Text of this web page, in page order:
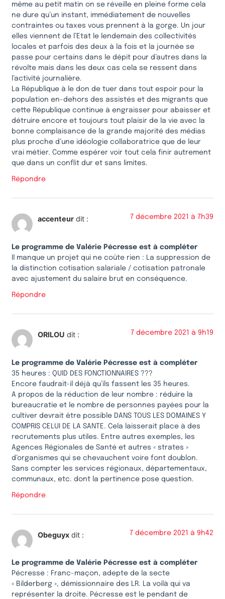
même au petit matin on se réveille en pleine forme cela
ne dure qu’un instant, immédiatement de nouvelles
contraintes ou taxes vous prennent à la gorge. Un jour
elles viennent de l’Etat le lendemain des collectivités
locales et parfois des deux à la fois et la journée se
passe pour certains dans le dépit pour d’autres dans la
révolte mais dans les deux cas cela se ressent dans
l’activité journalière.
La République à le don de tuer dans tout espoir pour la
population en-dehors des assistés et des migrants que
cette République continue à engraisser pour abaisser et
détruire encore et toujours tout plaisir de la vie avec la
bonne complaisance de la grande majorité des médias
plus proche d’une idéologie collaboratrice que de leur
vrai métier. Comme espérer voir tout cela finir autrement
que dans un conflit dur et sans limites.
Répondre
accenteur dit : 7 décembre 2021 à 7h39
Le programme de Valérie Pécresse est à compléter
Il manque un projet qui ne coûte rien : La suppression de
la distinction cotisation salariale / cotisation patronale
avec ajustement du salaire brut en conséquence.
Répondre
ORILOU dit : 7 décembre 2021 à 9h19
Le programme de Valérie Pécresse est à compléter
35 heures : QUID DES FONCTIONNAIRES ???
Encore faudrait-il déjà qu’ils fassent les 35 heures.
A propos de la réduction de leur nombre : réduire la
bureaucratie et le nombre de personnes payées pour la
cultiver devrait être possible DANS TOUS LES DOMAINES Y
COMPRIS CELUI DE LA SANTE. Cela laisserait place à des
recrutements plus utiles. Entre autres exemples, les
Agences Régionales de Santé et autres « strates »
d’organismes qui se chevauchent voire font doublon.
Sans compter les services régionaux, départementaux,
communaux, etc. dont la pertinence pose question.
Répondre
Obeguyx dit : 7 décembre 2021 à 9h42
Le programme de Valérie Pécresse est à compléter
Pécresse : Franc-maçon, adepte de la secte
« Bilderberg », démissionnaire des LR. La voilà qui va
représenter la droite. Pécresse est le pendant de